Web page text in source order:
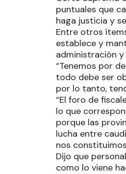
puntuales que
haga justicia y
Entre otros
establece y
administración
“Tenemos por
todo debe ser
por lo tanto,
“El foro de
lo que
porque las
lucha entre
nos
Dijo que
como lo viene